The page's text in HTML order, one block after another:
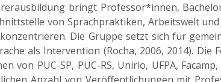
bringt Professor*innen,
von Sprachpraktiken, Arbeitswelt
Die Gruppe setzt sich für
als Intervention (Rocha, 2006, 2014).
von PUC-SP, PUC-RS, Unirio, UFPA,